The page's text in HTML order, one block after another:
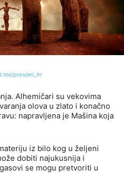
provjeri_hr
Alhemičari su vekovima
olova u zlato i konačno
napravljena je Mašina koja
iz bilo kog u željeni
dobiti najukusnija i
se mogu pretvoriti u